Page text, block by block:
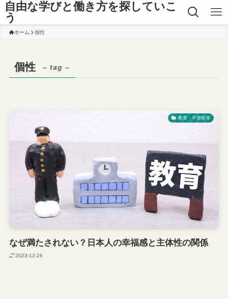
自由な学びと働き方を探していこ
う
ホーム 個性
個性 – tag –
教育・不登校等
なぜ満たされない？日本人の幸福感と主体性の関係
2023-12-26